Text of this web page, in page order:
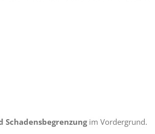
im Vordergrund.